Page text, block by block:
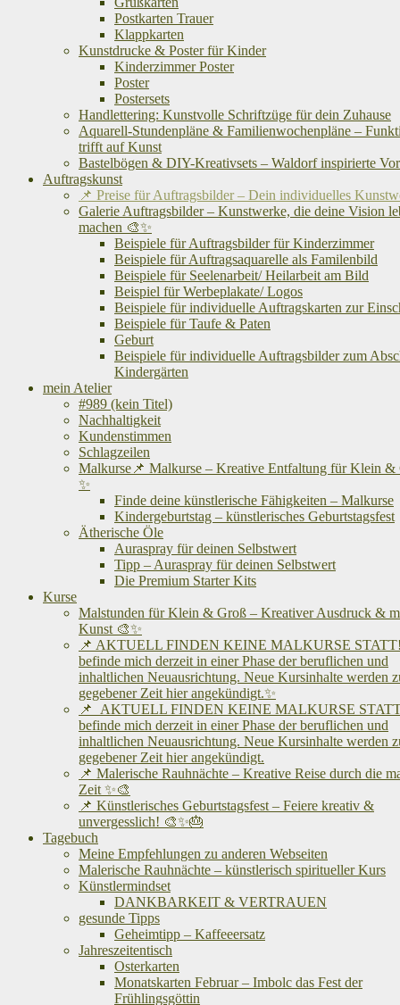
Postkarten Trauer
Klappkarten
Kunstdrucke & Poster für Kinder
Kinderzimmer Poster
Poster
Postersets
Handlettering: Kunstvolle Schriftzüge für dein Zuhause
Aquarell-Stundenpläne & Familienwochenpläne –
trifft auf Kunst
Bastelbögen & DIY-Kreativsets – Waldorf inspirierte
Auftragskunst
📌 Preise für Auftragsbilder – Dein individuelles
Galerie Auftragsbilder – Kunstwerke, die deine Vision
machen 🎨✨
Beispiele für Auftragsbilder für Kinderzimmer
Beispiele für Auftragsaquarelle als Familenbild
Beispiele für Seelenarbeit/ Heilarbeit am Bild
Beispiel für Werbeplakate/ Logos
Beispiele für individuelle Auftragskarten zur
Beispiele für Taufe & Paten
Geburt
Beispiele für individuelle Auftragsbilder zum
Kindergärten
mein Atelier
#989 (kein Titel)
Nachhaltigkeit
Kundenstimmen
Schlagzeilen
Malkurse📌 Malkurse – Kreative Entfaltung für Klein &
✨
Finde deine künstlerische Fähigkeiten – Malkurse
Kindergeburtstag – künstlerisches Geburtstagsfest
Ätherische Öle
Auraspray für deinen Selbstwert
Tipp – Auraspray für deinen Selbstwert
Die Premium Starter Kits
Kurse
Malstunden für Klein & Groß – Kreativer Ausdruck &
Kunst 🎨✨
📌 AKTUELL FINDEN KEINE MALKURSE
befinde mich derzeit in einer Phase der beruflichen und
inhaltlichen Neuausrichtung. Neue Kursinhalte werden
gegebener Zeit hier angekündigt.✨
📌 AKTUELL FINDEN KEINE MALKURSE
befinde mich derzeit in einer Phase der beruflichen und
inhaltlichen Neuausrichtung. Neue Kursinhalte werden
gegebener Zeit hier angekündigt.
📌 Malerische Rauhnächte – Kreative Reise durch die
Zeit ✨🎨
📌 Künstlerisches Geburtstagsfest – Feiere kreativ &
unvergesslich! 🎨✨🎂
Tagebuch
Meine Empfehlungen zu anderen Webseiten
Malerische Rauhnächte – künstlerisch spiritueller Kurs
Künstlermindset
DANKBARKEIT & VERTRAUEN
gesunde Tipps
Geheimtipp – Kaffeeersatz
Jahreszeitentisch
Osterkarten
Monatskarten Februar – Imbolc das Fest der
Frühlingsgöttin